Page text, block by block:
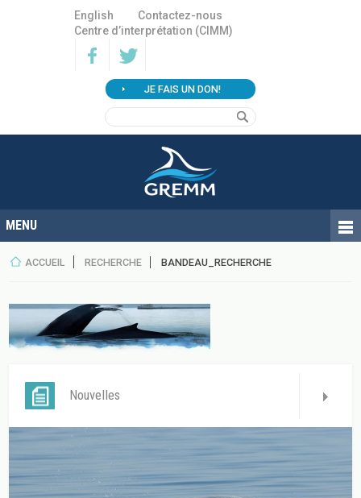
English
Contactez-nous
Centre d’interprétation (CIMM)
JE FAIS UN DON!
ACCUEIL RECHERCHE BANDEAU_RECHERCHE
Nouvelles